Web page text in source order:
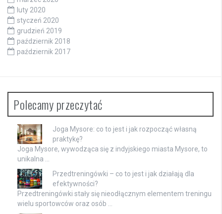
luty 2020
styczeń 2020
grudzień 2019
październik 2018
październik 2017
Polecamy przeczytać
Joga Mysore: co to jest i jak rozpocząć własną
praktykę?
Joga Mysore, wywodząca się z indyjskiego miasta Mysore, to
unikalna …
Przedtreningówki – co to jest i jak działają dla
efektywności?
Przedtreningówki stały się nieodłącznym elementem treningu
wielu sportowców oraz osób …